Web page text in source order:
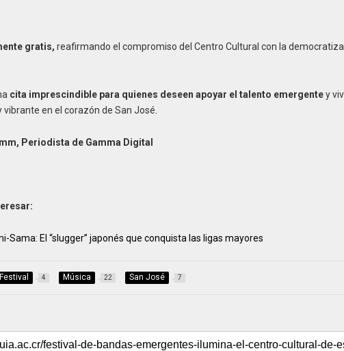
gratis, reafirmando el compromiso del Centro Cultural con la
cita imprescindible para quienes deseen apoyar el talento emergentey
en el corazón de San José
Periodista de Gamma Digital
Sama: El “slugger” japonés que conquista las ligas mayores
Festival 4 Música 22 San José 7